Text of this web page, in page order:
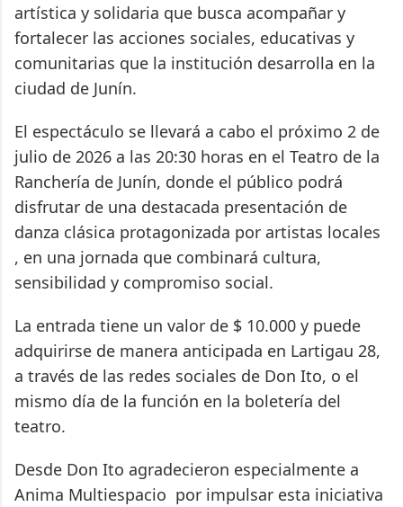
artística y solidaria que busca acompañar y
fortalecer las acciones sociales, educativas y
comunitarias que la institución desarrolla en la
ciudad de Junín.
El espectáculo se llevará a cabo el próximo 2 de
julio de 2026 a las 20:30 horas en el Teatro de la
Ranchería de Junín, donde el público podrá
disfrutar de una destacada presentación de
danza clásica protagonizada por artistas locales
, en una jornada que combinará cultura,
sensibilidad y compromiso social.
La entrada tiene un valor de $ 10.000 y puede
adquirirse de manera anticipada en Lartigau 28,
a través de las redes sociales de Don Ito, o el
mismo día de la función en la boletería del
teatro.
Desde Don Ito agradecieron especialmente a
Anima Multiespacio por impulsar esta iniciativa